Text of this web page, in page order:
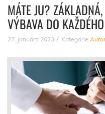
MÁTE JU?
VÝBAVA DO
27. januára 2023 Kategórie